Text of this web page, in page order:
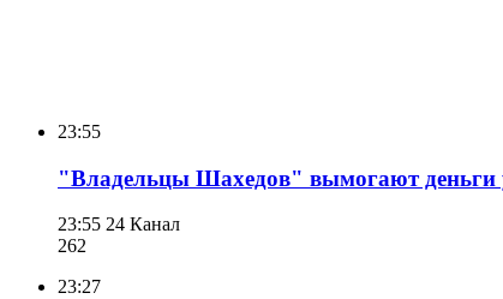
23:55
"Владельцы Шахедов" вымогают деньги
23:55 24 Канал
262
23:27